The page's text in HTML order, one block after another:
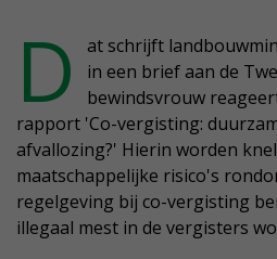
D
at schrijft
in een brief aan de
bewindsvrouw
rapport 'Co-vergisting:
afvallozing?' Hierin worden
maatschappelijke risico's
regelgeving bij co-vergisting
illegaal mest in de vergisters